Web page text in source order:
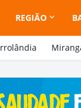
REGIÃO